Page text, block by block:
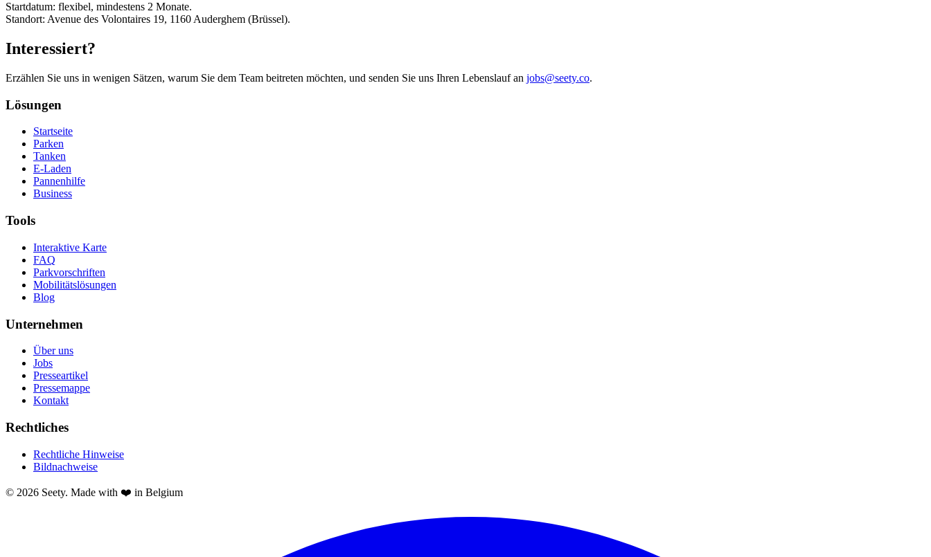
Startdatum: flexibel, mindestens 2 Monate.
Standort: Avenue des Volontaires 19, 1160 Auderghem (Brüssel).
Interessiert?
Erzählen Sie uns in wenigen Sätzen, warum Sie dem Team beitreten möchten, und senden Sie uns Ihren Lebenslauf an jobs@seety.co.
Lösungen
Startseite
Parken
Tanken
E-Laden
Pannenhilfe
Business
Tools
Interaktive Karte
FAQ
Parkvorschriften
Mobilitätslösungen
Blog
Unternehmen
Über uns
Jobs
Presseartikel
Pressemappe
Kontakt
Rechtliches
Rechtliche Hinweise
Bildnachweise
© 2026 Seety. Made with ❤️ in Belgium